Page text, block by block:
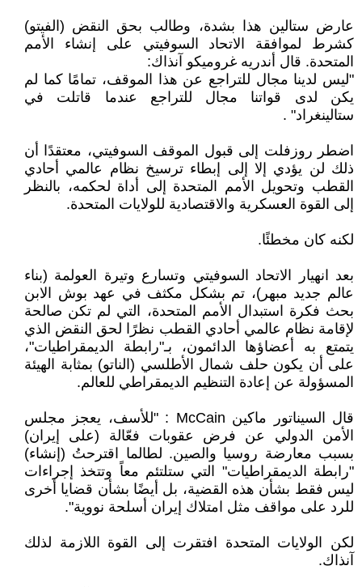
عارض ستالين هذا بشدة، وطالب بحق النقض (الفيتو)
كشرط لموافقة الاتحاد السوفيتي على إنشاء ‏الأمم
المتحدة‎.‎‏ قال أندريه غروميكو آنذاك:‏
‎"‎ليس لدينا مجال للتراجع عن هذا الموقف، تمامًا كما لم
يكن لدى قواتنا مجال للتراجع عندما قاتلت في
‏ستالينغراد" .‏
اضطر روزفلت إلى قبول الموقف السوفيتي، معتقدًا أن
ذلك لن يؤدي إلا إلى إبطاء ترسيخ نظام عالمي ‏أحادي
القطب وتحويل الأمم المتحدة إلى أداة لحكمه، بالنظر
إلى القوة العسكرية والاقتصادية للولايات المتحدة‎.‎
لكنه كان مخطئًا‎.‎
بعد انهيار الاتحاد السوفيتي وتسارع وتيرة العولمة (بناء
عالم جديد مبهر)، تم بشكل مكثف في عهد ‏بوش الابن
بحث فكرة استبدال الأمم المتحدة، التي لم تكن صالحة
لإقامة نظام عالمي أحادي القطب نظرًا لحق ‏النقض الذي
يتمتع به أعضاؤها الدائمون، بـ"رابطة الديمقراطيات"،
على أن يكون حلف شمال الأطلسي ‏‏(الناتو) بمثابة الهيئة
المسؤولة عن إعادة التنظيم الديمقراطي للعالم‎.‎
قال السيناتور ماكين ‏‎ McCain‏: "للأسف، يعجز مجلس
الأمن الدولي عن فرض عقوبات فعّالة (على ‏إيران)
بسبب معارضة روسيا والصين. لطالما اقترحتُ (إنشاء)
"رابطة الديمقراطيات" التي ستلتئم معاً وتتخذ ‏إجراءات
ليس فقط بشأن هذه القضية، بل أيضًا بشأن قضايا أخرى
للرد على مواقف مثل امتلاك إيران أسلحة ‏نووية‎."‎
لكن الولايات المتحدة افتقرت إلى القوة اللازمة لذلك
آنذاك‎.‎